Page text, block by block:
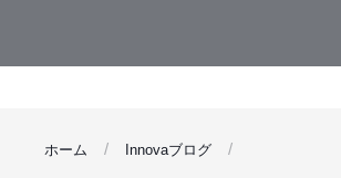
ホーム Innovaブログ